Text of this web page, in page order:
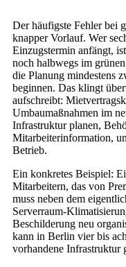
Der häufigste Fehler bei
knapper Vorlauf. Wer
Einzugstermin anfängt,
noch halbwegs im
die Planung mindestens
beginnen. Das klingt
aufschreibt:
Umbaumaßnahmen im
Infrastruktur planen,
Mitarbeiterinformation,
Betrieb.
Ein konkretes Beispiel:
Mitarbeitern, das von
muss neben dem
Serverraum-
Beschilderung neu
kann in Berlin vier bis
vorhandene Infrastruktur